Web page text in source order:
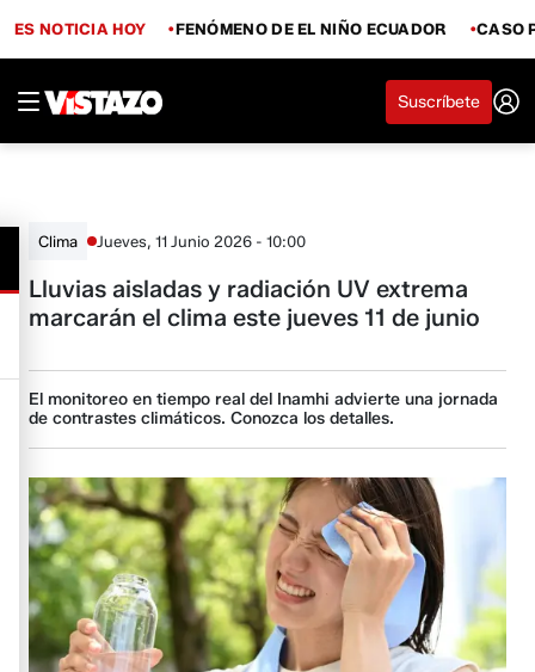
ES NOTICIA HOY FENÓMENO DE EL NIÑO ECUADOR CASO
Suscríbete
Clima Jueves, 11 Junio 2026 - 10:00
Lluvias aisladas y radiación UV extrema
marcarán el clima este jueves 11 de junio
El monitoreo en tiempo real del Inamhi advierte una jornada
de contrastes climáticos. Conozca los detalles.